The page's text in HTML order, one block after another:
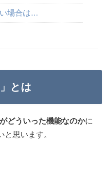
場合は…
とは
どういった機能なのかに
思います。